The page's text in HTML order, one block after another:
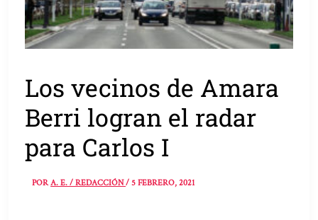
Los vecinos de Amara
Berri logran el radar
para Carlos I
PORA. E. / REDACCIÓN/5 FEBRERO, 2021